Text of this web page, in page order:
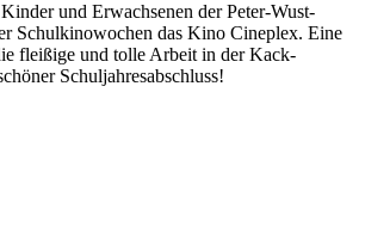
und Erwachsenen der Peter-Wust-
Schulkinowochen das Kino Cineplex. Eine
fleißige und tolle Arbeit in der Kack-
Schuljahresabschluss!